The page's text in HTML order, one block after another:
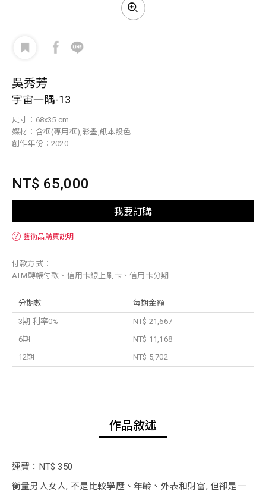
吳秀芳
宇宙一隅-13
尺寸：68x35 cm
媒材：含框(專用框),彩墨,紙本設色
創作年份：2020
NT$ 65,000
我要訂購
？ 藝術品購買說明
付款方式：
ATM轉帳付款、信用卡線上刷卡、信用卡分期
分期數 每期金額
3期 利率0%
NT$ 21,667
6期
NT$ 11,168
12期
NT$ 5,702
作品敘述
運費：NT$ 350
衡量男人女人, 不是比較學歷、年齡、外表和財富, 但卻是一